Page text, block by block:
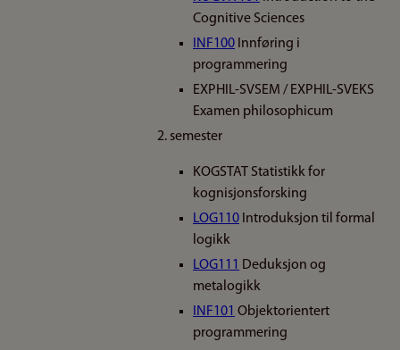
Cognitive Sciences
INF100 Innføring i
programmering
EXPHIL-SVSEM / EXPHIL-SVEKS
Examen philosophicum
2. semester
KOGSTAT Statistikk for
kognisjonsforsking
LOG110 Introduksjon til formal
logikk
LOG111 Deduksjon og
metalogikk
INF101 Objektorientert
programmering